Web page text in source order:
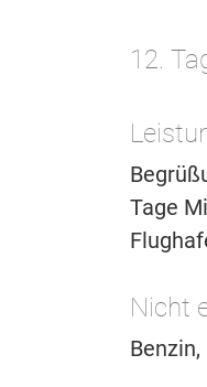
12.
Tage
Nicht